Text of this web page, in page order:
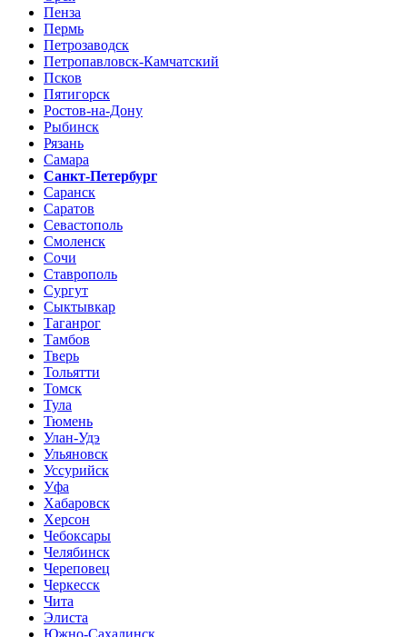
Пенза
Пермь
Петрозаводск
Петропавловск-Камчатский
Псков
Пятигорск
Ростов-на-Дону
Рыбинск
Рязань
Самара
Санкт-Петербург
Саранск
Саратов
Севастополь
Смоленск
Сочи
Ставрополь
Сургут
Сыктывкар
Таганрог
Тамбов
Тверь
Тольятти
Томск
Тула
Тюмень
Улан-Удэ
Ульяновск
Уссурийск
Уфа
Хабаровск
Херсон
Чебоксары
Челябинск
Череповец
Черкесск
Чита
Элиста
Южно-Сахалинск